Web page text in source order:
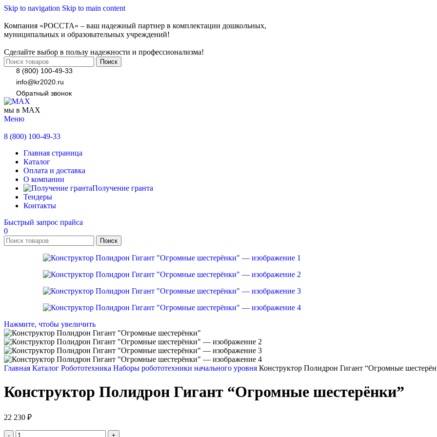
Skip to navigation Skip to main content
Компания «РОССТА» – ваш надежный партнер в комплектации дошкольных,
муниципальных и образовательных учреждений!
Сделайте выбор в пользу надежности и профессионализма!
Поиск
8 (800) 100-49-33
info@kr2020.ru
Обратный звонок
мы в MAX
Меню
8 (800) 100-49-33
Главная страница
Каталог
Оплата и доставка
О компании
Получение гранта
Тендеры
Контакты
Быстрый запрос прайса
0
Поиск
Нажмите, чтобы увеличить
Главная Каталог Робототехника Наборы робототехники начального уровня Конструктор Полидрон Гигант “Огромные
Конструктор Полидрон Гигант “Огромные шестерёнки”
22 230 ₽
Количество